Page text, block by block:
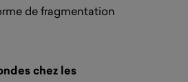
de fragmentation
chez les